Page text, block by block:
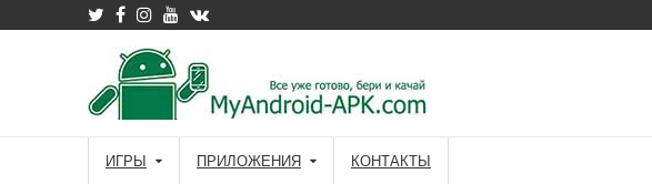
to
ИГРЫ ПРИЛОЖЕНИЯ КОНТАКТЫ